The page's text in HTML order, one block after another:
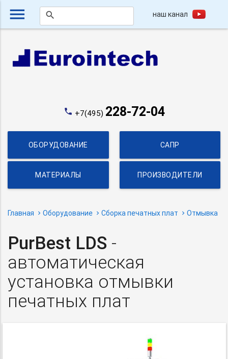
menu search наш канал
phone +7(495) 228-72-04
ОБОРУДОВАНИЕ САПР
МАТЕРИАЛЫ ПРОИЗВОДИТЕЛИ
Главная Оборудование Сборка печатных плат Отмывка
PurBest LDS -
автоматическая
установка отмывки
печатных плат